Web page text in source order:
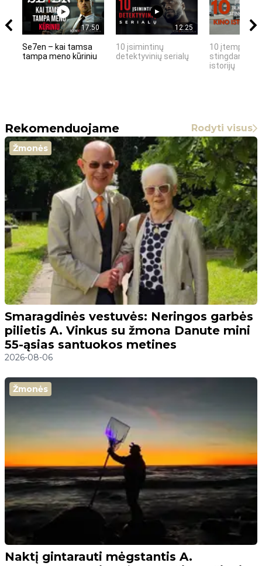
17:50
Se7en – kai tamsa
tampa meno kūriniu
12:25
10 įsimintinų
detektyvinių serialų
10 įtemptų,
stingdančių
istorijų
Rekomenduojame Rodyti visus
Žmonės
Smaragdinės vestuvės: Neringos garbės
pilietis A. Vinkus su žmona Danute mini
55-ąsias santuokos metines
2026-08-06
Žmonės
Naktį gintarauti mėgstantis A.